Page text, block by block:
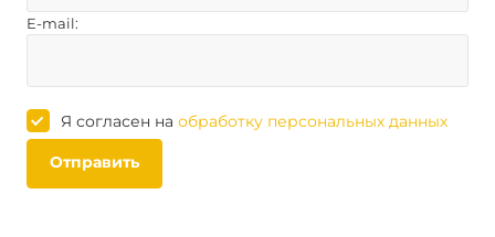
E-mail:
Я согласен на обработку персональных данных
Отправить